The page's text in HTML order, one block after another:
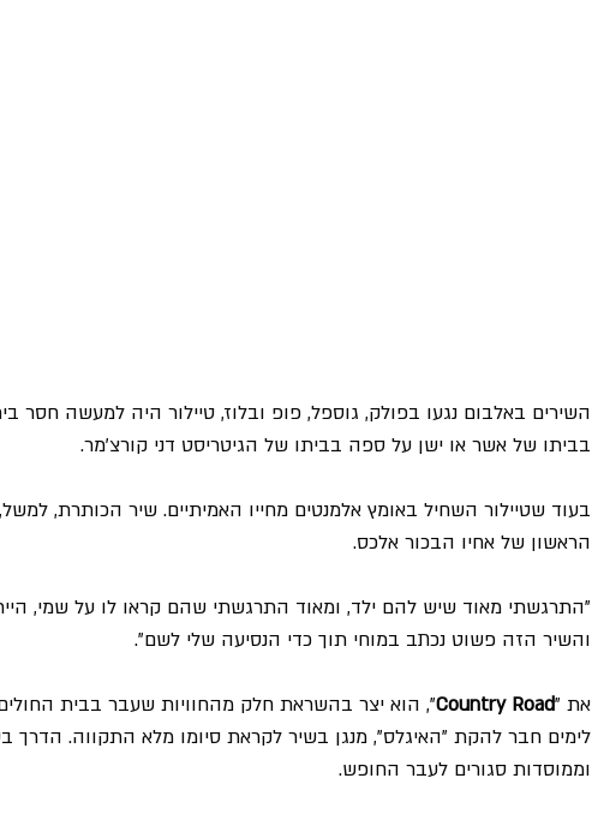
השירים באלבום נגעו בפולק, גוספל, פופ ובלוז, טיילור היה למעשה
בביתו של אשר או ישן על ספה בביתו של הגיטריסט דני קורצ'מר.
בעוד שטיילור השחיל באומץ אלמנטים מחייו האמיתיים. שיר הכותרת,
הראשון של אחיו הבכור אלכס.
והשיר הזה פשוט נכתב במוחי תוך כדי הנסיעה שלי לשם".
את "Country Road", הוא יצר בהשראת חלק מהחוויות שעבר בבית החולים
לימים חבר להקת "האיגלס", מנגן בשיר לקראת סיומו מלא התקווה.
וממוסדות סגורים לעבר החופש.